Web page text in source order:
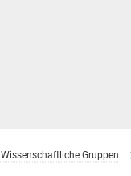
Wissenschaftliche Gruppen